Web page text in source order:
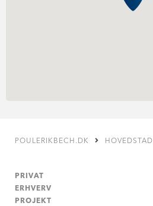
POULERIKBECH.DK
PRIVAT
ERHVERV
PROJEKT